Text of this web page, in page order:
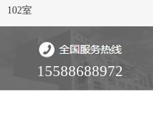
102室
15588688972